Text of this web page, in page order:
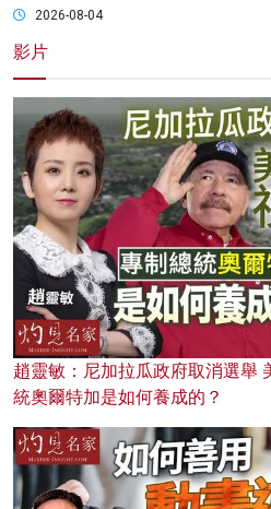
2026-08-04
影片
趙靈敏：尼加拉瓜政府取消選舉
統奧爾特加是如何養成的？